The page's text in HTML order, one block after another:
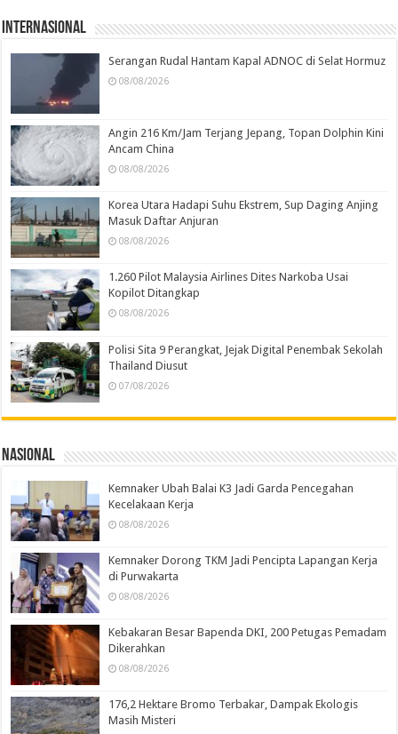
Internasional
Serangan Rudal Hantam Kapal ADNOC di Selat Hormuz
08/08/2026
Angin 216 Km/Jam Terjang Jepang, Topan Dolphin Kini
Ancam China
08/08/2026
Korea Utara Hadapi Suhu Ekstrem, Sup Daging Anjing
Masuk Daftar Anjuran
08/08/2026
1.260 Pilot Malaysia Airlines Dites Narkoba Usai
Kopilot Ditangkap
08/08/2026
Polisi Sita 9 Perangkat, Jejak Digital Penembak Sekolah
Thailand Diusut
07/08/2026
Nasional
Kemnaker Ubah Balai K3 Jadi Garda Pencegahan
Kecelakaan Kerja
08/08/2026
Kemnaker Dorong TKM Jadi Pencipta Lapangan Kerja
di Purwakarta
08/08/2026
Kebakaran Besar Bapenda DKI, 200 Petugas Pemadam
Dikerahkan
08/08/2026
176,2 Hektare Bromo Terbakar, Dampak Ekologis
Masih Misteri